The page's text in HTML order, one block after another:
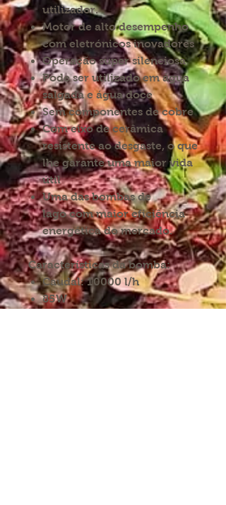
utilizador.
Motor de alto desempenho
com eletrónicos inovadores
Operação super silenciosa
Pode ser utilizado em água
salgada e água doce
Sem componentes de cobre
Com eixo de cerâmica
resistente ao desgaste, o que
lhe garante uma maior vida
útil
Uma das bombas de
lago com maior eficiência
energética do mercado.
Características da bomba:
Caudal: 10000 l/h
85W